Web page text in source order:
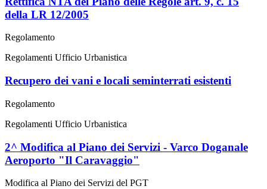
della LR 12/2005
Regolamento
Regolamenti Ufficio Urbanistica
Recupero dei vani e locali seminterrati esistenti
Regolamento
Regolamenti Ufficio Urbanistica
2^ Modifica al Piano dei Servizi - Varco Doganale
Aeroporto "Il Caravaggio"
Modifica al Piano dei Servizi del PGT